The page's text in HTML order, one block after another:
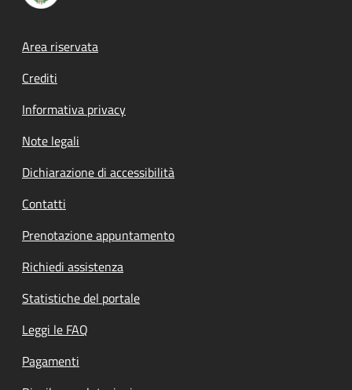
Footer menu
Area riservata
Crediti
Informativa privacy
Note legali
Dichiarazione di accessibilità
Contatti
Prenotazione appuntamento
Richiedi assistenza
Statistiche del portale
Leggi le FAQ
Pagamenti